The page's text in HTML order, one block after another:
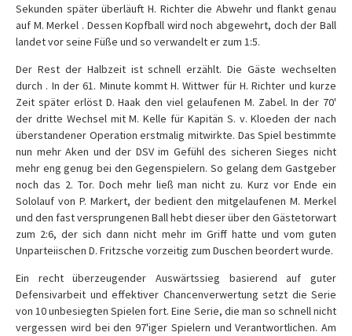
Sekunden später überläuft H. Richter die Abwehr und flankt genau
auf M. Merkel . Dessen Kopfball wird noch abgewehrt, doch der Ball
landet vor seine Füße und so verwandelt er zum 1:5.
Der Rest der Halbzeit ist schnell erzählt. Die Gäste wechselten
durch . In der 61. Minute kommt H. Wittwer für H. Richter und kurze
Zeit später erlöst D. Haak den viel gelaufenen M. Zabel. In der 70'
der dritte Wechsel mit M. Kelle für Kapitän S. v. Kloeden der nach
überstandener Operation erstmalig mitwirkte. Das Spiel bestimmte
nun mehr Aken und der DSV im Gefühl des sicheren Sieges nicht
mehr eng genug bei den Gegenspielern. So gelang dem Gastgeber
noch das 2. Tor. Doch mehr ließ man nicht zu. Kurz vor Ende ein
Sololauf von P. Markert, der bedient den mitgelaufenen M. Merkel
und den fast versprungenen Ball hebt dieser über den Gästetorwart
zum 2:6, der sich dann nicht mehr im Griff hatte und vom guten
Unparteiischen D. Fritzsche vorzeitig zum Duschen beordert wurde.
Ein recht überzeugender Auswärtssieg basierend auf guter
Defensivarbeit und effektiver Chancenverwertung setzt die Serie
von 10 unbesiegten Spielen fort. Eine Serie, die man so schnell nicht
vergessen wird bei den 97'iger Spielern und Verantwortlichen. Am